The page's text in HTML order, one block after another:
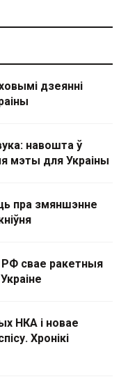
дзеянні
навошта ў
мэты для Украіны
пра змяншэнне
РФ свае ракетныя
НКА і новае
Хронікі